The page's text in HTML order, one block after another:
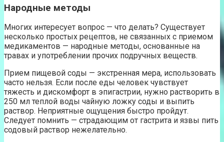
Народные методы
Многих интересует вопрос — что делать? Существует
несколько простых рецептов, не связанных с приемом
медикаментов — народные методы, основанные на
травах и употреблении прочих подручных веществ.
Прием пищевой соды — экстренная мера, использовать
часто нельзя. Если после еды человек чувствует
тяжесть и дискомфорт в эпигастрии, нужно растворить в
250 мл теплой воды чайную ложку соды и выпить
раствор. Неприятные ощущения быстро пройдут.
Следует помнить — страдающим от гастрита и язвы пить
содовый раствор нежелательно.